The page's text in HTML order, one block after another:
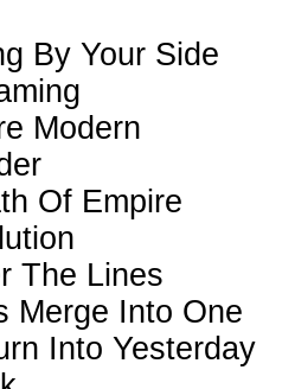
By Your Side
Modern
Of Empire
The Lines
Merge Into One
Into Yesterday